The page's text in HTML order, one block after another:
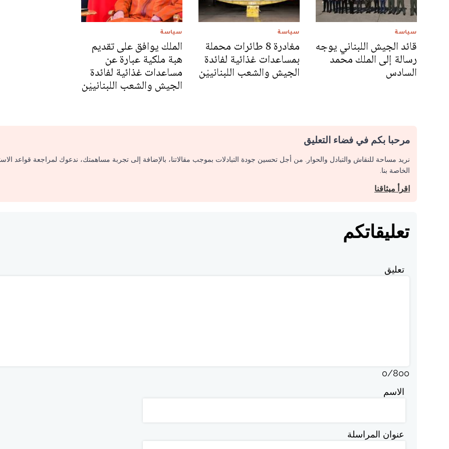
سياسة
قائد الجيش اللبناني يوجه
رسالة إلى الملك محمد
السادس
سياسة
مغادرة 8 طائرات محملة
بمساعدات غذائية لفائدة
الجيش والشعب اللبنانييْن
سياسة
الملك يوافق على تقديم
هبة ملكية عبارة عن
مساعدات غذائية لفائدة
الجيش والشعب اللبنانييْن
مرحبا بكم في فضاء التعليق
نريد مساحة للنقاش والتبادل والحوار. من أجل تحسين جودة التبادلات بموجب مقالاتنا، بالإضافة إلى تجربة مساهمتك، ندعوك لمراجعة قواعد
الخاصة بنا.
اقرأ ميثاقنا
تعليقاتكم
تعليق
0/800
الاسم
عنوان المراسلة